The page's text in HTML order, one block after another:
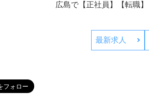
広島で【正社員】【転職
最新求人